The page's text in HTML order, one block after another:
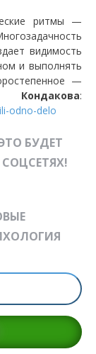
ритмы —
видимость
и выполнять
—
Кондакова:
odno-delo
БУДЕТ